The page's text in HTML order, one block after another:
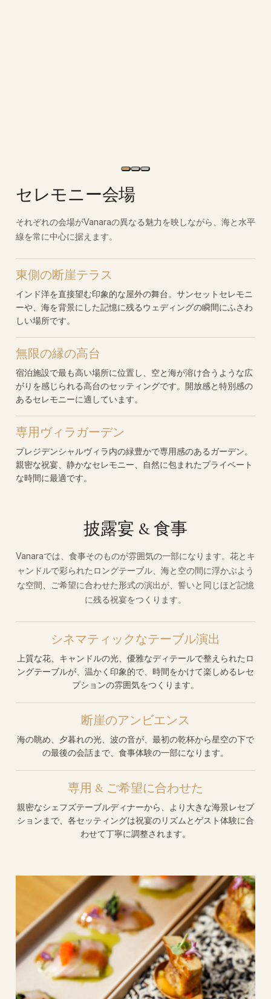
セレモニー会場
それぞれの会場がVanaraの異なる魅力を映しながら、海と水平
線を常に中心に据えます。
東側の断崖テラス
インド洋を直接望む印象的な屋外の舞台。サンセットセレモニ
ーや、海を背景にした記憶に残るウェディングの瞬間にふさわ
しい場所です。
無限の縁の高台
宿泊施設で最も高い場所に位置し、空と海が溶け合うような広
がりを感じられる高台のセッティングです。開放感と特別感の
あるセレモニーに適しています。
専用ヴィラガーデン
プレジデンシャルヴィラ内の緑豊かで専用感のあるガーデン。
親密な祝宴、静かなセレモニー、自然に包まれたプライベート
な時間に最適です。
披露宴 & 食事
Vanaraでは、食事そのものが雰囲気の一部になります。花とキ
ャンドルで彩られたロングテーブル、海と空の間に浮かぶよう
な空間、ご希望に合わせた形式の演出が、誓いと同じほど記憶
に残る祝宴をつくります。
シネマティックなテーブル演出
上質な花、キャンドルの光、優雅なディテールで整えられたロ
ングテーブルが、温かく印象的で、時間をかけて楽しめるレセ
プションの雰囲気をつくります。
断崖のアンビエンス
海の眺め、夕暮れの光、波の音が、最初の乾杯から星空の下で
の最後の会話まで、食事体験の一部になります。
専用 & ご希望に合わせた
親密なシェフズテーブルディナーから、より大きな海景レセプ
ションまで、各セッティングは祝宴のリズムとゲスト体験に合
わせて丁寧に調整されます。